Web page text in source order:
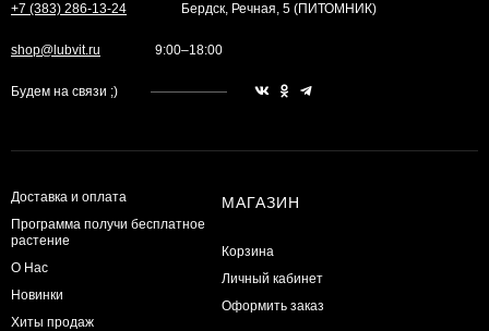
+7 (383) 286-13-24 Бердск, Речная, 5 (ПИТОМНИК)
shop@lubvit.ru 9:00–18:00
Будем на связи ;)
Доставка и оплата
Программа получи бесплатное
растение
О Нас
Новинки
Хиты продаж
МАГАЗИН
Корзина
Личный кабинет
Оформить заказ